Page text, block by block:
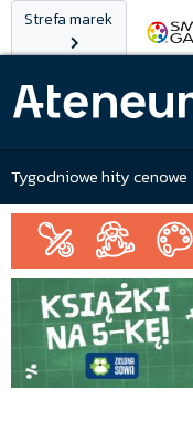
Strefa marek
Tygodniowe hity cenowe